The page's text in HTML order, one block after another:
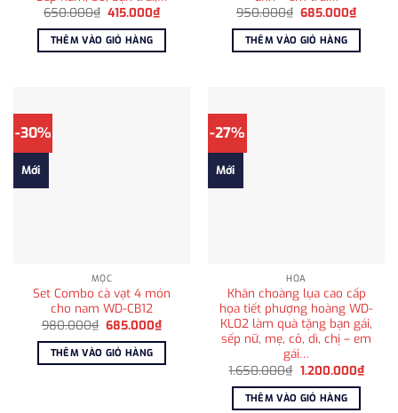
650.000₫ Giá
là:
650.000₫.
415.000₫Giá
hiện
tại
415.000₫.
THÊM VÀO GIỎ HÀNG
950.000₫ Giá
là:
950.000₫.
685.000₫Giá
hiện
tại
THÊM VÀO GIỎ HÀNG
-30%
Mới
MỘC
Set Combo cà vạt 4 món
cho nam WD-CB12
980.000₫ Giá
là:
980.000₫.
685.000₫Giá
hiện
tại
685.000₫.
THÊM VÀO GIỎ HÀNG
-27%
Mới
HỎA
Khăn choàng lụa cao cấp
họa tiết phượng hoàng WD-
KL02 làm quà tặng bạn gái,
sếp nữ, mẹ, cô, dì, chị – em
gái…
1.650.000₫ Giá
là:
1.650.000₫.
1.200.000₫Giá
hiện
THÊM VÀO GIỎ HÀNG